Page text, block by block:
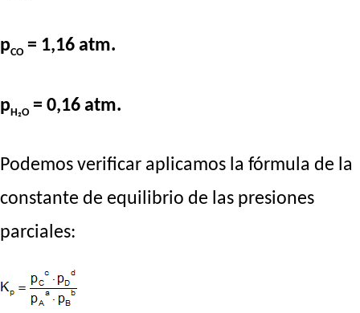
pCO = 1,16 atm.
pH₂O = 0,16 atm.
Podemos verificar aplicamos la fórmula de la
constante de equilibrio de las presiones
parciales: